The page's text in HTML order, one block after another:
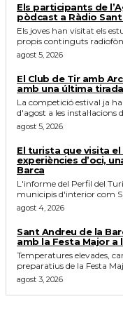
Els participants de
pòdcast a Ràdio
Els joves han visitat els
propis continguts
agost 5, 2026
El Club de Tir amb
amb una última
La competició estival ja
d'agost a les instal·lacions
agost 5, 2026
El turista que visita
experiències d’oci,
Barca
L'informe del Perfil del
municipis d'interior com
agost 4, 2026
Sant Andreu de la
amb la Festa Major a
Temperatures elevades,
preparatius de la Festa
agost 3, 2026